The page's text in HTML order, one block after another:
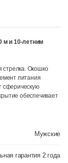
м и 10-летним
стрелка. Окошко
питания
сферическую
обеспечивает
ремешок. •
Мужские
гарантия 2 года